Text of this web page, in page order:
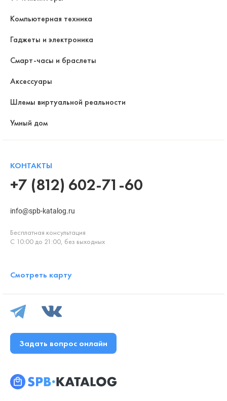
Компьютерная техника
Гаджеты и электроника
Смарт-часы и браслеты
Аксессуары
Шлемы виртуальной реальности
Умный дом
КОНТАКТЫ
+7 (812) 602-71-60
info@spb-katalog.ru
Бесплатная консультация
С 10:00 до 21:00, без выходных
Смотреть карту
Задать вопрос онлайн